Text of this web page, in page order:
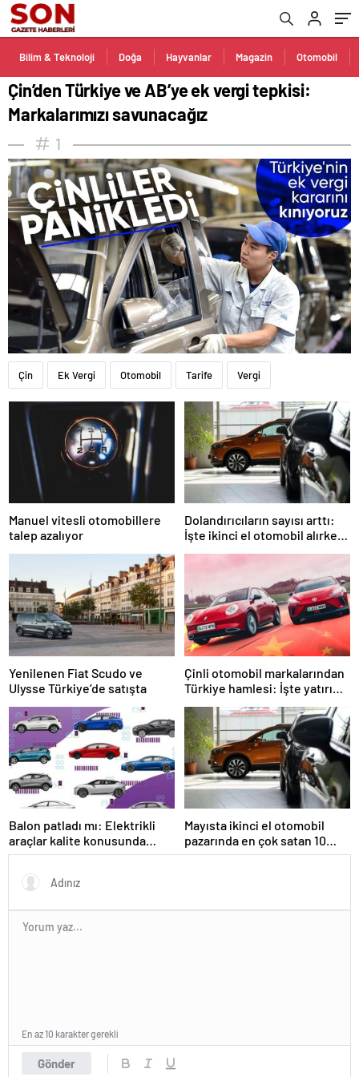
Bilim & Teknoloji Doğa Hayvanlar Magazin Otomobil
Çin’den Türkiye ve AB’ye ek vergi tepkisi:
Markalarımızı savunacağız
1
Çin Ek Vergi Otomobil Tarife Vergi
Manuel vitesli otomobillere
talep azalıyor
Dolandırıcıların sayısı arttı:
İşte ikinci el otomobil alırken
dikkat etmeniz gerekenler
Yenilenen Fiat Scudo ve
Ulysse Türkiye’de satışta
Çinli otomobil markalarından
Türkiye hamlesi: İşte yatırım
üreticiler
Balon patladı mı: Elektrikli
araçlar kalite konusunda
sınıfta kalıyor
Mayısta ikinci el otomobil
pazarında en çok satan 10
marka ve model
Gönder
En az 10 karakter gerekli